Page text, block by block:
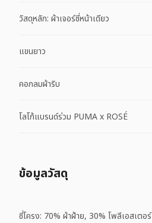
วัสดุหลัก: ผ้าเจอร์ซี่หน้าเดียว
แขนยาว
คอกลมผ้าริบ
โลโก้แบรนด์ร่วม PUMA x ROSÉ
ข้อมูลวัสดุ
ซี่โครง: 70% ผ้าฝ้าย, 30% โพลีเอสเตอร์